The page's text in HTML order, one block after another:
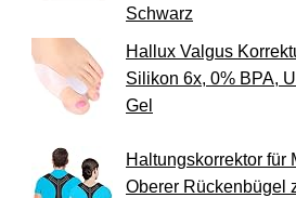
Schwarz
Hallux Valgus
Silikon 6x, 0% BPA,
Gel
Haltungskorrektor für
Oberer Rückenbügel